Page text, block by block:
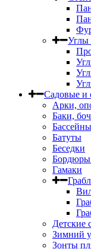
Садовые и
Арки,
Баки,
Батуты
Беседки
Бордюры
Гамаки
Детские
Зимний
Зонты